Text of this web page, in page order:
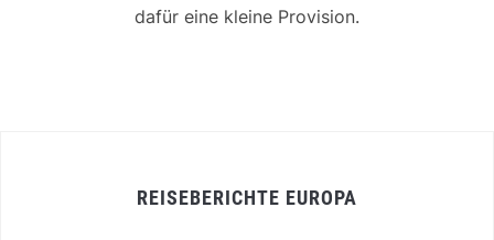
dafür eine kleine Provision.
REISEBERICHTE EUROPA